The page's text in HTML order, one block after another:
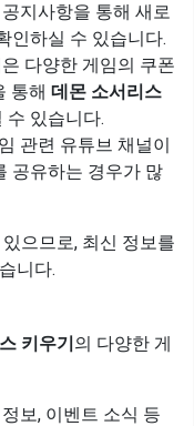
지사항을 통해 새로
인하실 수 있습니다.
다양한 게임의 쿠폰
통해 데몬 소서리스
수 있습니다.
관련 유튜브 채널이
공유하는 경우가 많
으므로, 최신 정보를
니다.
키우기의 다양한 게
보, 이벤트 소식 등